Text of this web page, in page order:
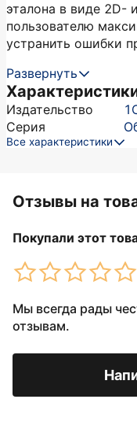
эталона в виде 2D-
пользователю
устранить ошибки
Развернуть
Издательство
Серия
Все характеристики
Отзывы на
Покупали этот
Мы всегда рады
отзывам.